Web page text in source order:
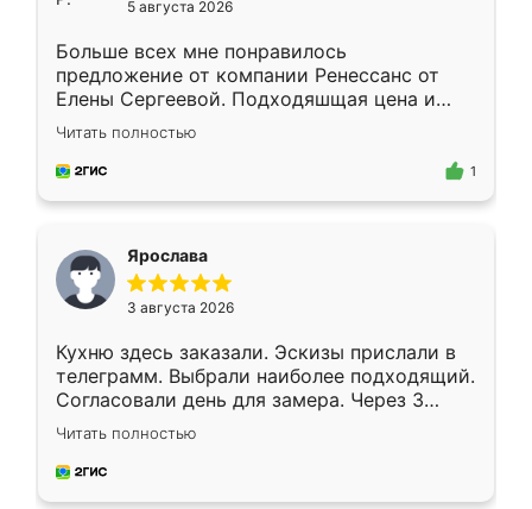
5 августа 2026
Больше всех мне понравилось
предложение от компании Ренессанс от
Елены Сергеевой. Подходяшщая цена и
короткие сроки изготовления. Приехавший
для замера сотрудник Владислав
предложил по моему эскизу самый
Читать полностью
1
Ярослава
3 августа 2026
Кухню здесь заказали. Эскизы прислали в
телеграмм. Выбрали наиболее подходящий.
Согласовали день для замера. Через 3
недели кухня была уже готова. Остались
довольны работой. Спасибо Ренессанс
мебель за качественную работу!
Читать полностью